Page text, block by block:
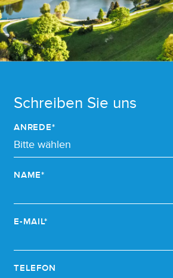
Schreiben Sie uns
ANREDE*
NAME*
E-MAIL*
TELEFON